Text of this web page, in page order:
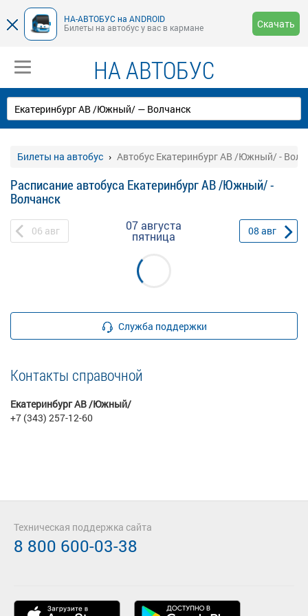
НА-АВТОБУС на ANDROID
Билеты на автобус у вас в кармане
Скачать
НА АВТОБУС
Билеты на автобус Автобус Екатеринбург АВ /Южный/ -
Расписание автобуса Екатеринбург АВ /Южный/ -
Волчанск
06 авг 07 августа
пятница 08 авг
Служба поддержки
Контакты справочной
Екатеринбург АВ /Южный/
+7 (343) 257-12-60
Техническая поддержка сайта
8 800 600-03-38